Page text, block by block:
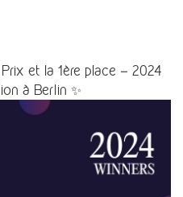
et la 1ère place – 2024
à Berlin ✨